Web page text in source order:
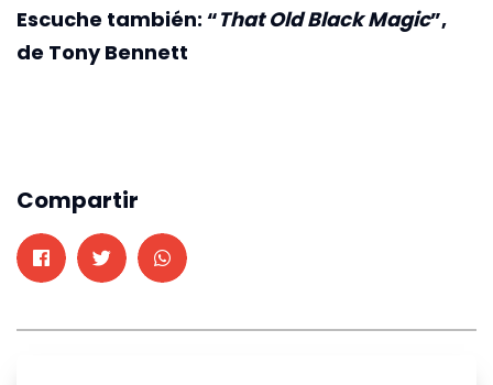
Escuche también: “That Old Black Magic”,
de Tony Bennett
Compartir